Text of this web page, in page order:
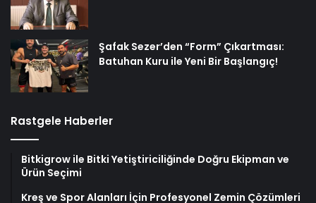
Şafak Sezer’den “Form” Çıkartması:
Batuhan Kuru ile Yeni Bir Başlangıç!
Rastgele Haberler
Bitkigrow ile Bitki Yetiştiriciliğinde Doğru Ekipman ve
Ürün Seçimi
Kreş ve Spor Alanları İçin Profesyonel Zemin Çözümleri